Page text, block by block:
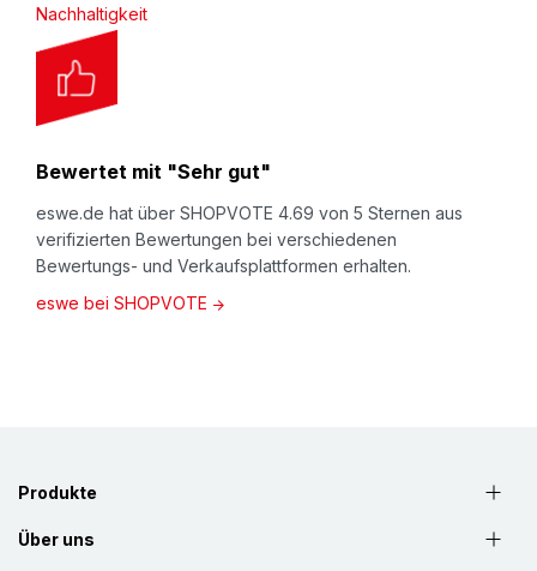
Nachhaltigkeit
Bewertet mit "Sehr gut"
eswe.de hat über SHOPVOTE 4.69 von 5 Sternen aus
verifizierten Bewertungen bei verschiedenen
Bewertungs- und Verkaufsplattformen erhalten.
eswe bei SHOPVOTE
Produkte
Über uns